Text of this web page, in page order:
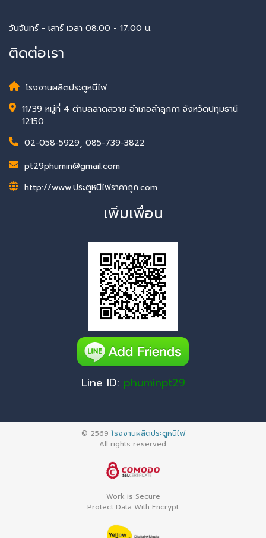
วันจันทร์ - เสาร์ เวลา 08:00 - 17:00 น.
ติดต่อเรา
โรงงานผลิตประตูหนีไฟ
11/39 หมู่ที่ 4 ตำบลลาดสวาย อำเภอลำลูกกา จังหวัดปทุมธานี
12150
02-058-5929, 085-739-3822
pt29phumin@gmail.com
http://www.ประตูหนีไฟราคาถูก.com
เพิ่มเพื่อน
Line ID: phuminpt29
© 2569 โรงงานผลิตประตูหนีไฟ
All rights reserved.
Work is Secure
Protect Data With Encrypt